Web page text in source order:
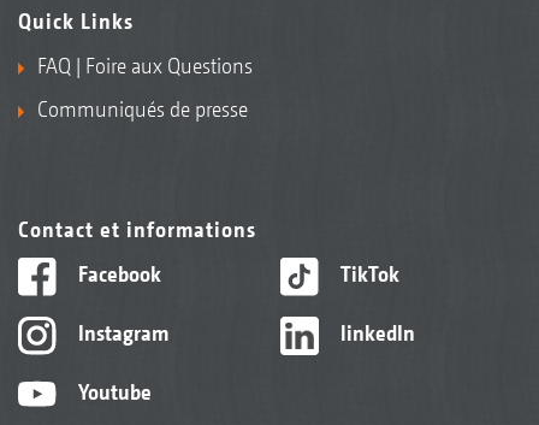
Quick Links
FAQ | Foire aux Questions
Communiqués de presse
Contact et informations
Facebook
Instagram
Youtube
TikTok
linkedIn